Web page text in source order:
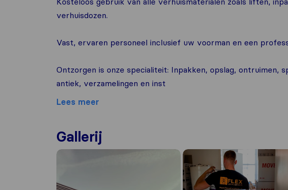
verhuisdozen.
Vast, ervaren personeel inclusief uw voorman en een
Ontzorgen is onze specialiteit: Inpakken, opslag, ontruimen,
antiek, verzamelingen en inst
Lees meer
Gallerij